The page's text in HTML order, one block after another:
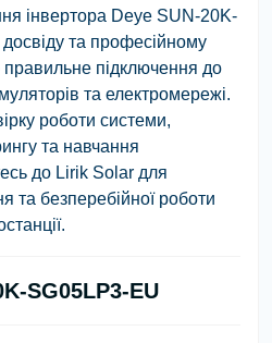
інвертора Deye SUN-20K-
та професійному
правильне підключення до
та електромережі.
роботи системи,
та навчання
до Lirik Solar для
та безперебійної роботи
SG05LP3-EU